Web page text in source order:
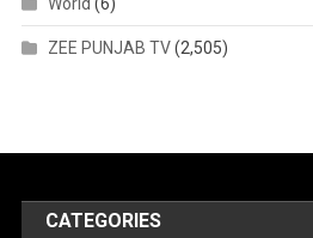
ZEE PUNJAB TV(2,505)
CATEGORIES